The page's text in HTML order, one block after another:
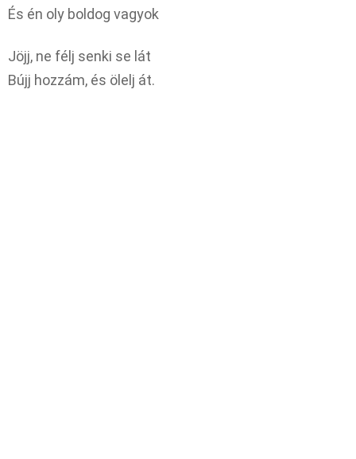
És én oly boldog vagyok
Jöjj, ne félj senki se lát
Bújj hozzám, és ölelj át.